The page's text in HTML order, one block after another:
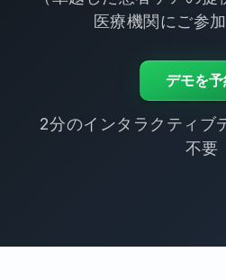
医療機関にご参
デモを
2分のインタラクティブ
不要